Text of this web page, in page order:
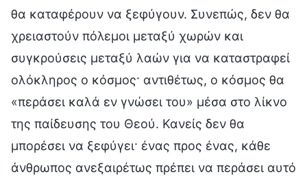
θα καταφέρουν να ξεφύγουν. Συνεπώς, δεν θα
χρειαστούν πόλεμοι μεταξύ χωρών και
συγκρούσεις μεταξύ λαών για να καταστραφεί
ολόκληρος ο κόσμος· αντιθέτως, ο κόσμος θα
«περάσει καλά εν γνώσει του» μέσα στο λίκνο
της παίδευσης του Θεού. Κανείς δεν θα
μπορέσει να ξεφύγει· ένας προς ένας, κάθε
άνθρωπος ανεξαιρέτως πρέπει να περάσει αυτό